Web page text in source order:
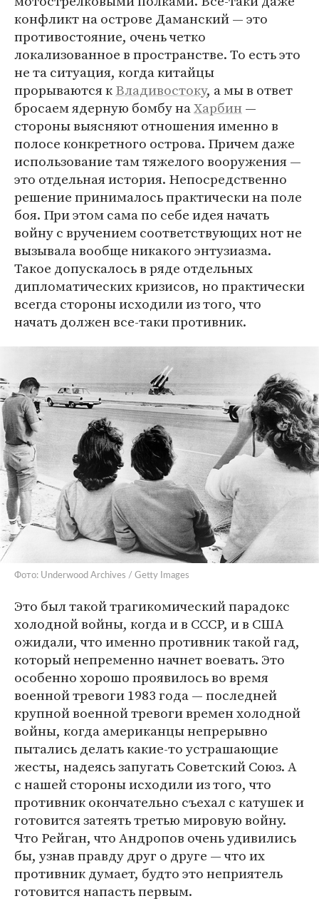
конфликт на острове Даманский — это
противостояние, очень четко
локализованное в пространстве. То есть это
не та ситуация, когда китайцы
прорываются кВладивостоку, а мы в ответ
бросаем ядерную бомбу наХарбин —
стороны выясняют отношения именно в
полосе конкретного острова. Причем даже
использование там тяжелого вооружения —
это отдельная история. Непосредственно
решение принималось практически на поле
боя. При этом сама по себе идея начать
войну с вручением соответствующих нот не
вызывала вообще никакого энтузиазма.
Такое допускалось в ряде отдельных
дипломатических кризисов, но практически
всегда стороны исходили из того, что
начать должен все-таки противник.
Фото: Underwood Archives / Getty Images
Это был такой трагикомический парадокс
холодной войны, когда и в СССР, и в США
ожидали, что именно противник такой гад,
который непременно начнет воевать. Это
особенно хорошо проявилось во время
военной тревоги 1983 года — последней
крупной военной тревоги времен холодной
войны, когда американцы непрерывно
пытались делать какие-то устрашающие
жесты, надеясь запугать Советский Союз. А
с нашей стороны исходили из того, что
противник окончательно съехал с катушек и
готовится затеять третью мировую войну.
Что Рейган, что Андропов очень удивились
бы, узнав правду друг о друге — что их
противник думает, будто это неприятель
готовится напасть первым.